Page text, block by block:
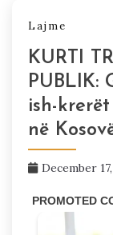
Lajme
KURTI
PUBLIK:
ish-
në
December